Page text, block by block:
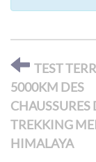
TEST
5000KM DES
CHAUSSURES
TREKKING
HIMALAYA